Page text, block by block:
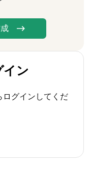
イン
グインしてくだ